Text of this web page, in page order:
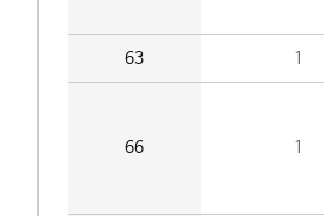
63 1
66 1